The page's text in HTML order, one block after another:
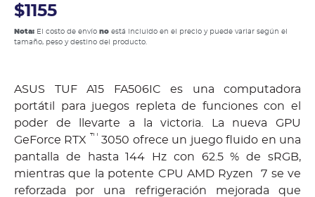
$1155
Nota: El costo de envío no está incluido en el precio y puede variar según el
tamaño, peso y destino del producto.
ASUS TUF A15 FA506IC es una computadora
portátil para juegos repleta de funciones con el
poder de llevarte a la victoria. La nueva GPU
GeForce RTX ™ 3050 ofrece un juego fluido en una
pantalla de hasta 144 Hz con 62.5 % de sRGB,
mientras que la potente CPU AMD Ryzen 7 se ve
reforzada por una refrigeración mejorada que